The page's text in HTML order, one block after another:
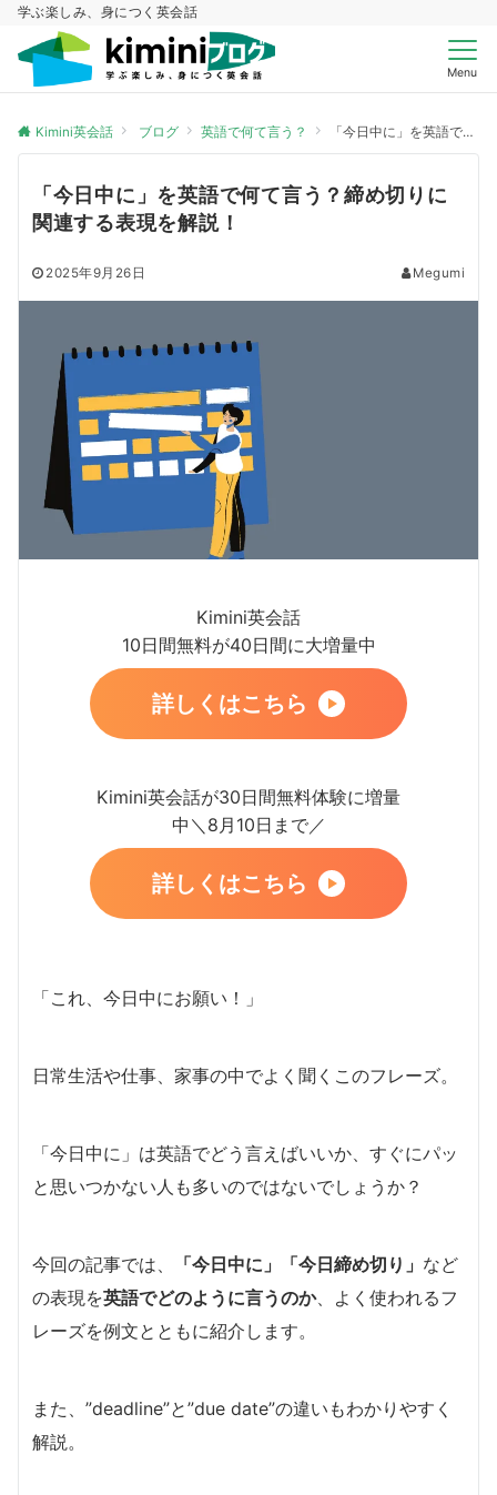
学ぶ楽しみ、身につく英会話
Menu
Kimini英会話 ブログ 英語で何て言う？ 「今日中に」を英語で何て言う？締め切りに関連する表現を解説！
「今日中に」を英語で何て言う？締め切りに
関連する表現を解説！
2025年9月26日 Megumi
Kimini英会話
10日間無料が40日間に大増量中
詳しくはこちら
Kimini英会話が30日間無料体験に増量
中＼8月10日まで／
詳しくはこちら
「これ、今日中にお願い！」
日常生活や仕事、家事の中でよく聞くこのフレーズ。
「今日中に」は英語でどう言えばいいか、すぐにパッ
と思いつかない人も多いのではないでしょうか？
今回の記事では、 「今日中に」「今日締め切り」 など
の表現を英語でどのように言うのか、よく使われるフ
レーズを例文とともに紹介します。
また、”deadline”と”due date”の違いもわかりやすく
解説。